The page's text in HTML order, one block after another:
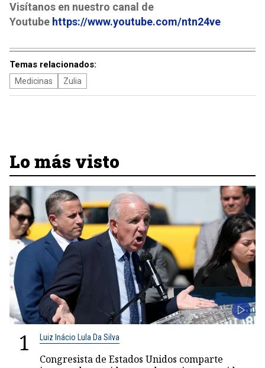
Visítanos en nuestro canal de
Youtube https://www.youtube.com/ntn24ve
Temas relacionados:
Medicinas Zulia
Lo más visto
1 Luiz Inácio Lula Da Silva
Congresista de Estados Unidos comparte